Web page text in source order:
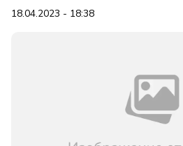
18.04.2023 - 18:38